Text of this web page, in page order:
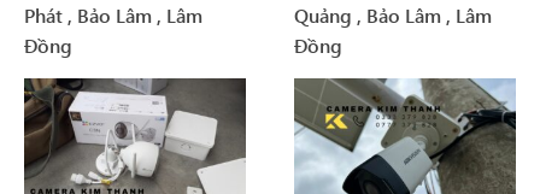
Phát , Bảo Lâm , Lâm
Đồng
Quảng , Bảo Lâm , Lâm
Đồng